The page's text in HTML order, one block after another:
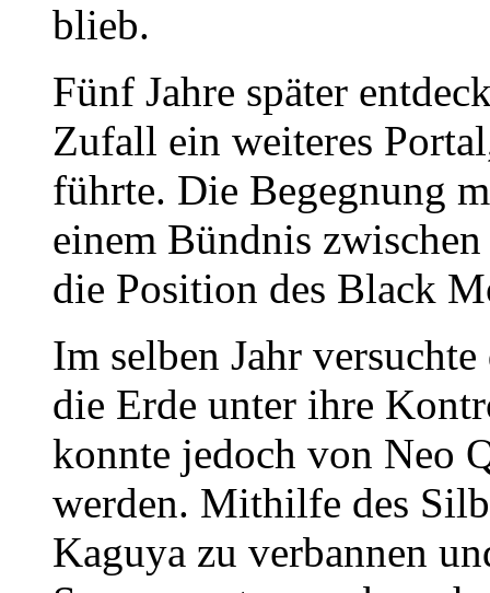
blieb.
Fünf Jahre später
Zufall ein weiteres
führte. Die Begegnung
einem Bündnis
die Position des Black
Im selben Jahr
die Erde unter ihre
konnte jedoch von Neo
werden. Mithilfe des
Kaguya zu verbannen